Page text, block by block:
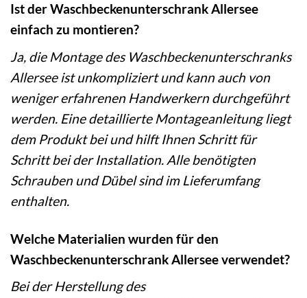
Ist der Waschbeckenunterschrank Allersee
einfach zu montieren?
Ja, die Montage des Waschbeckenunterschranks
Allersee ist unkompliziert und kann auch von
weniger erfahrenen Handwerkern durchgeführt
werden. Eine detaillierte Montageanleitung liegt
dem Produkt bei und hilft Ihnen Schritt für
Schritt bei der Installation. Alle benötigten
Schrauben und Dübel sind im Lieferumfang
enthalten.
Welche Materialien wurden für den
Waschbeckenunterschrank Allersee verwendet?
Bei der Herstellung des